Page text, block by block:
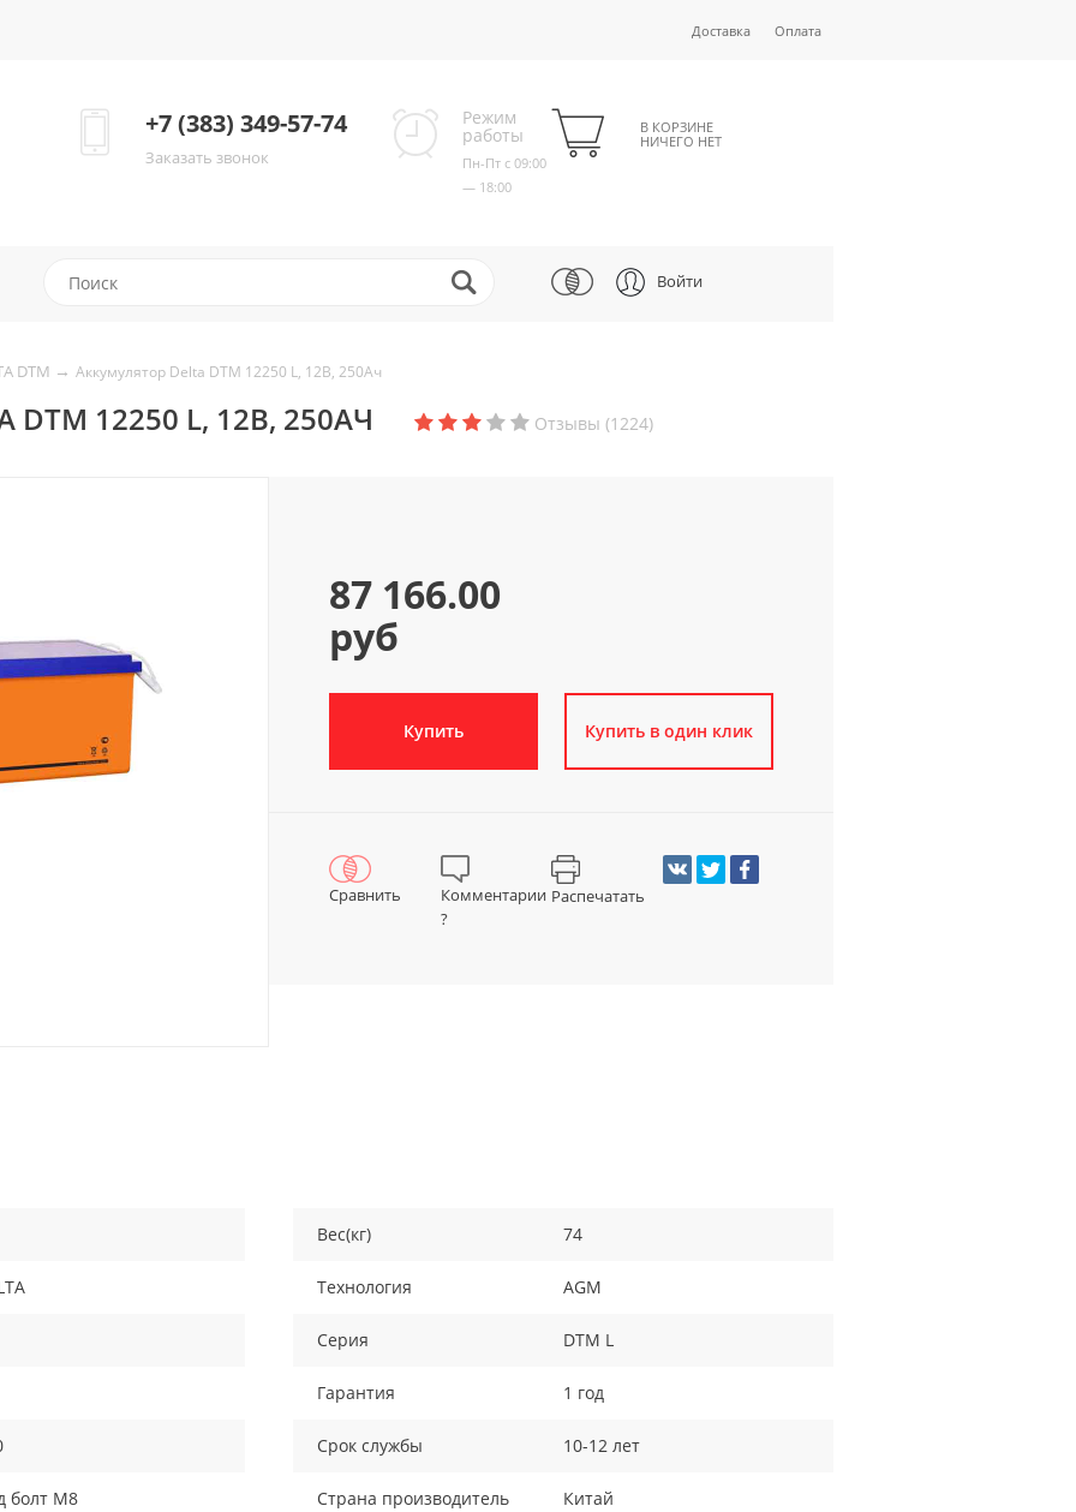
Доставка Оплата
+7 (383) 349-57-74
Заказать звонок
Режим
работы
Пн-Пт с 09:00
— 18:00
В КОРЗИНЕ
НИЧЕГО НЕТ
Войти
DTM → Аккумулятор Delta DTM 12250 L, 12В, 250Ач
12250 L, 12В, 250АЧ Отзывы (1224)
87 166.00
руб
Купить Купить в один клик
Сравнить
Комментарии
?
Распечатать
болт М8
Вес(кг) 74
Технология AGM
Серия DTM L
Гарантия 1 год
Срок службы 10-12 лет
Страна производитель Китай